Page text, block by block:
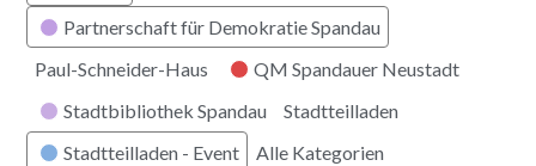
Partnerschaft für Demokratie Spandau
Paul-Schneider-Haus
QM Spandauer Neustadt
Stadtbibliothek Spandau
Stadtteilladen
Stadtteilladen - Event
Alle Kategorien